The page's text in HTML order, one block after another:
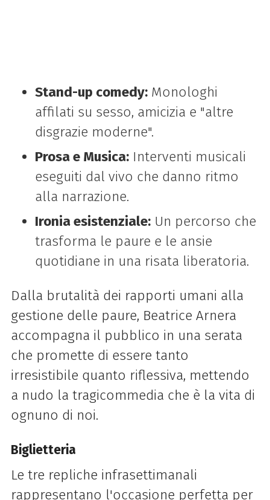
Stand-up comedy:Monologhi
affilati su sesso, amicizia e "altre
disgrazie moderne".
Prosa e Musica:Interventi musicali
eseguiti dal vivo che danno ritmo
alla narrazione.
Ironia esistenziale:Un percorso che
trasforma le paure e le ansie
quotidiane in una risata liberatoria.
Dalla brutalità dei rapporti umani alla
gestione delle paure, Beatrice Arnera
accompagna il pubblico in una serata
che promette di essere tanto
irresistibile quanto riflessiva, mettendo
a nudo la tragicommedia che è la vita di
ognuno di noi.
Biglietteria
Le tre repliche infrasettimanali
rappresentano l'occasione perfetta per